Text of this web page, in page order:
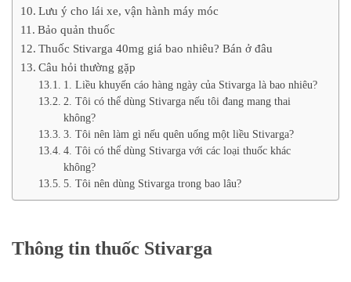
Lưu ý cho lái xe, vận hành máy móc
Bảo quản thuốc
Thuốc Stivarga 40mg giá bao nhiêu? Bán ở đâu
Câu hỏi thường gặp
1. Liều khuyến cáo hàng ngày của Stivarga là bao nhiêu?
2. Tôi có thể dùng Stivarga nếu tôi đang mang thai
không?
3. Tôi nên làm gì nếu quên uống một liều Stivarga?
4. Tôi có thể dùng Stivarga với các loại thuốc khác
không?
5. Tôi nên dùng Stivarga trong bao lâu?
Thông tin thuốc Stivarga